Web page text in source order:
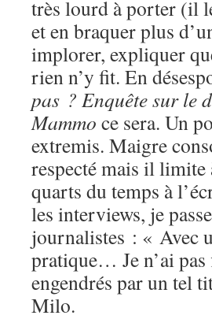
très lourd à porter (il
et en braquer plus
implorer, expliquer
rien n’y fit. En
pas ? Enquête sur le
Mammo ce sera. Un
extremis. Maigre
respecté mais il limite
quarts du temps à
les interviews, je
journalistes : « Avec
pratique… Je n’ai
engendrés par un tel
Milo.